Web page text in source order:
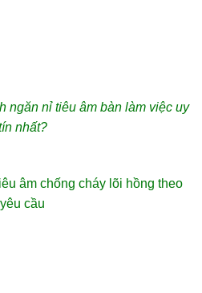
ngăn nỉ tiêu âm bàn làm việc uy
nhất?